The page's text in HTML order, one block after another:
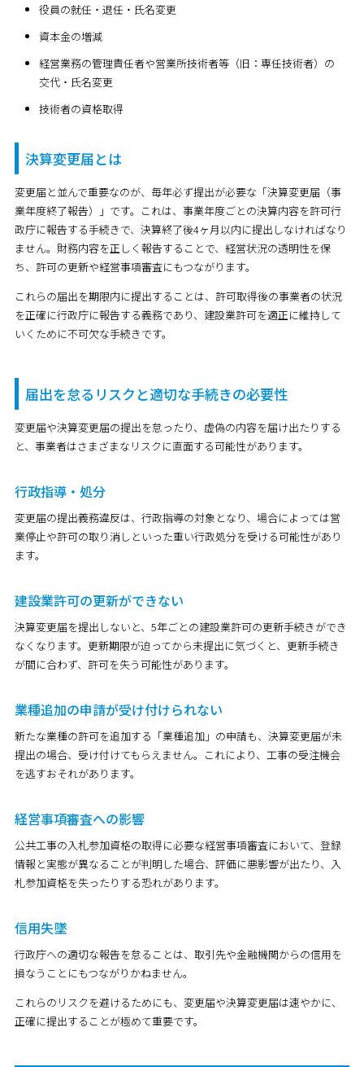
役員の就任・退任・氏名変更
資本金の増減
経営業務の管理責任者や営業所技術者等（旧：専任技術者）の
交代・氏名変更
技術者の資格取得
決算変更届とは
変更届と並んで重要なのが、毎年必ず提出が必要な「決算変更届（事
業年度終了報告）」です。これは、事業年度ごとの決算内容を許可行
政庁に報告する手続きで、決算終了後4ヶ月以内に提出しなければなり
ません。財務内容を正しく報告することで、経営状況の透明性を保
ち、許可の更新や経営事項審査にもつながります。
これらの届出を期限内に提出することは、許可取得後の事業者の状況
を正確に行政庁に報告する義務であり、建設業許可を適正に維持して
いくために不可欠な手続きです。
届出を怠るリスクと適切な手続きの必要性
変更届や決算変更届の提出を怠ったり、虚偽の内容を届け出たりする
と、事業者はさまざまなリスクに直面する可能性があります。
行政指導・処分
変更届の提出義務違反は、行政指導の対象となり、場合によっては営
業停止や許可の取り消しといった重い行政処分を受ける可能性があり
ます。
建設業許可の更新ができない
決算変更届を提出しないと、5年ごとの建設業許可の更新手続きができ
なくなります。更新期限が迫ってから未提出に気づくと、更新手続き
が間に合わず、許可を失う可能性があります。
業種追加の申請が受け付けられない
新たな業種の許可を追加する「業種追加」の申請も、決算変更届が未
提出の場合、受け付けてもらえません。これにより、工事の受注機会
を逃すおそれがあります。
経営事項審査への影響
公共工事の入札参加資格の取得に必要な経営事項審査において、登録
情報と実態が異なることが判明した場合、評価に悪影響が出たり、入
札参加資格を失ったりする恐れがあります。
信用失墜
行政庁への適切な報告を怠ることは、取引先や金融機関からの信用を
損なうことにもつながりかねません。
これらのリスクを避けるためにも、変更届や決算変更届は速やかに、
正確に提出することが極めて重要です。